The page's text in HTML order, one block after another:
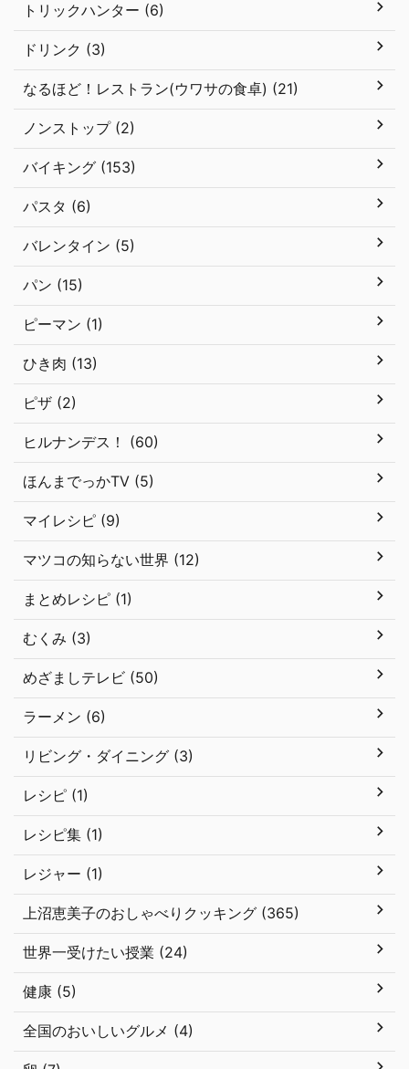
トリックハンター (6)
ドリンク (3)
なるほど！レストラン(ウワサの食卓) (21)
ノンストップ (2)
バイキング (153)
パスタ (6)
バレンタイン (5)
パン (15)
ピーマン (1)
ひき肉 (13)
ピザ (2)
ヒルナンデス！ (60)
ほんまでっかTV (5)
マイレシピ (9)
マツコの知らない世界 (12)
まとめレシピ (1)
むくみ (3)
めざましテレビ (50)
ラーメン (6)
リビング・ダイニング (3)
レシピ (1)
レシピ集 (1)
レジャー (1)
上沼恵美子のおしゃべりクッキング (365)
世界一受けたい授業 (24)
健康 (5)
全国のおいしいグルメ (4)